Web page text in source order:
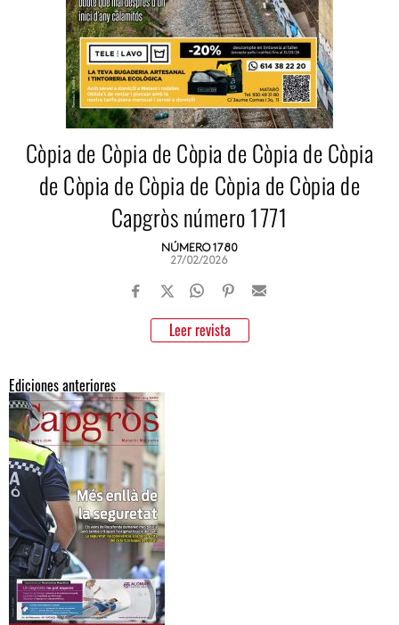
Còpia de Còpia de Còpia de Còpia de Còpia
de Còpia de Còpia de Còpia de Còpia de
Capgròs número 1771
NÚMERO 1780
27/02/2026
Leer revista
Ediciones anteriores